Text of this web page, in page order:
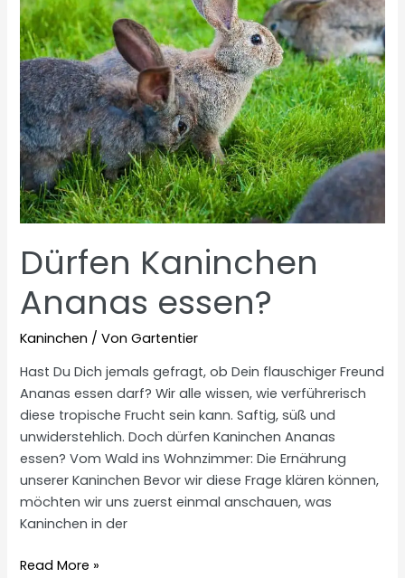
Dürfen Kaninchen
Ananas essen?
Kaninchen / VonGartentier
Hast Du Dich jemals gefragt, ob Dein flauschiger Freund
Ananas essen darf? Wir alle wissen, wie verführerisch
diese tropische Frucht sein kann. Saftig, süß und
unwiderstehlich. Doch dürfen Kaninchen Ananas
essen? Vom Wald ins Wohnzimmer: Die Ernährung
unserer Kaninchen Bevor wir diese Frage klären können,
möchten wir uns zuerst einmal anschauen, was
Kaninchen in der
Dürfen
Read More »